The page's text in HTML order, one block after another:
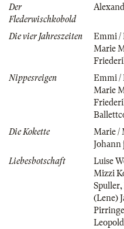
Der
Flederwischkobold
Die vier Jahreszeiten Emmi /
Marie
Nippesreigen
Emmi /
Marie
Die Kokette
Marie /
Johann
Liebesbotschaft
Luise
Mizzi
Spuller,
(Lene)